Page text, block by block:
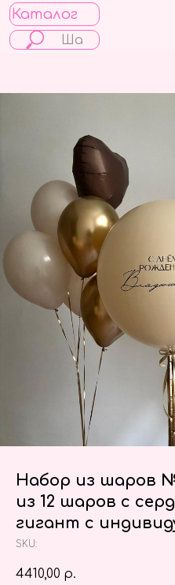
Каталог
Набор из шаров
из 12 шаров с
гигант с
SKU:
4410,00 р.